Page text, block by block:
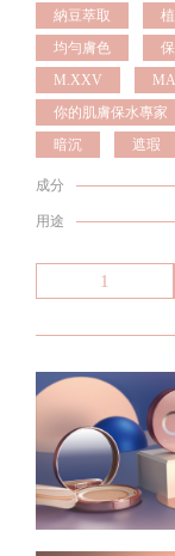
納豆萃取
均勻膚色
M.XXV
你的肌膚保水專家
暗沉
遮瑕
成分
用途